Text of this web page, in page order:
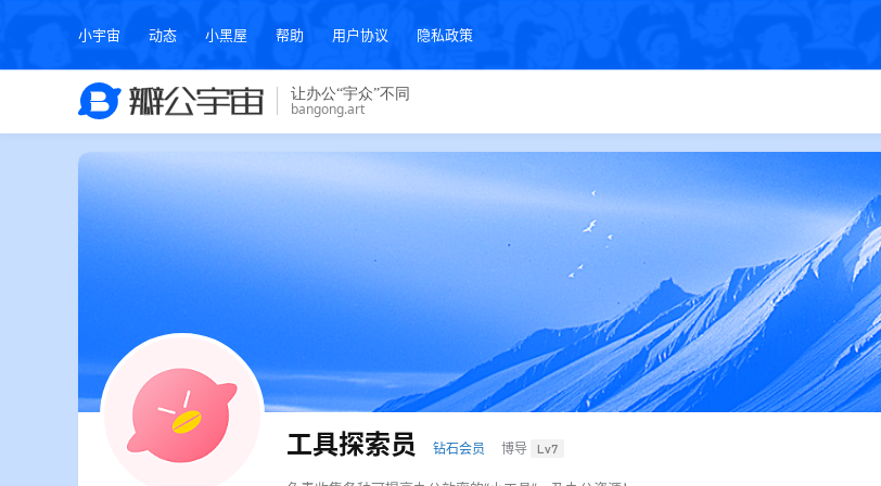
小宇宙 动态 小黑屋 帮助 用户协议 隐私政策
工具探索员 钻石会员 博导 Lv7